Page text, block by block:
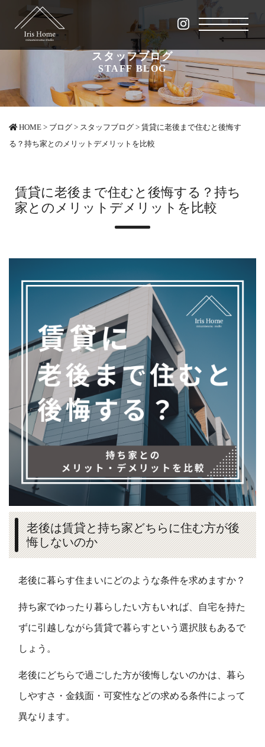
スタッフブログ
STAFF BLOG
HOME > ブログ > スタッフブログ > 賃貸に老後まで住むと後悔す
る？持ち家とのメリットデメリットを比較
賃貸に老後まで住むと後悔する？持ち
家とのメリットデメリットを比較
老後は賃貸と持ち家どちらに住む方が後
悔しないのか
老後に暮らす住まいにどのような条件を求めますか？
持ち家でゆったり暮らしたい方もいれば、自宅を持た
ずに引越しながら賃貸で暮らすという選択肢もあるで
しょう。
老後にどちらで過ごした方が後悔しないのかは、暮ら
しやすさ・金銭面・可変性などの求める条件によって
異なります。